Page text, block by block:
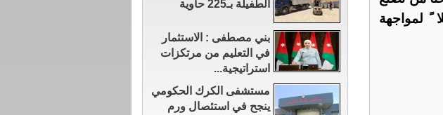
لمواجهة
الطفيلة بـ225 حاوية
بني مصطفى : الاستثمار
في التعليم من مرتكزات
استراتيجية...
مستشفى الكرك الحكومي
ينجح في استئصال ورم